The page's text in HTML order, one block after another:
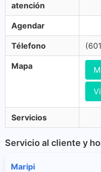
atención
Agendar
Télefono
Mapa
Servicios
Servicio al cliente y
Maripi